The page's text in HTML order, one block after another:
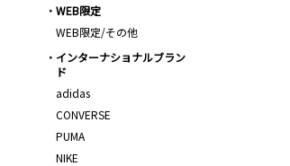
WEB限定
WEB限定/その他
インターナショナルブラン
ド
adidas
CONVERSE
PUMA
NIKE